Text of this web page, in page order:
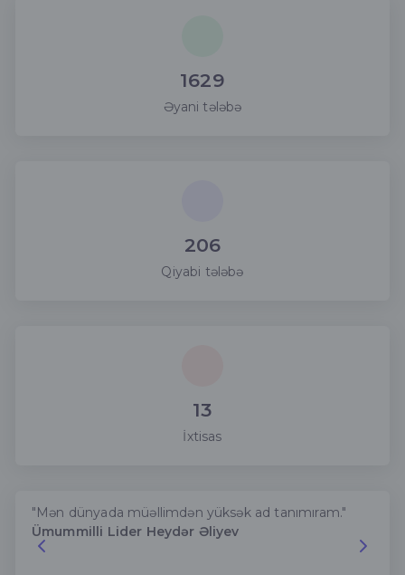
1629
Əyani tələbə
206
Qiyabi tələbə
13
İxtisas
"Mən dünyada müəllimdən yüksək ad tanımıram."
Ümummilli Lider Heydər Əliyev